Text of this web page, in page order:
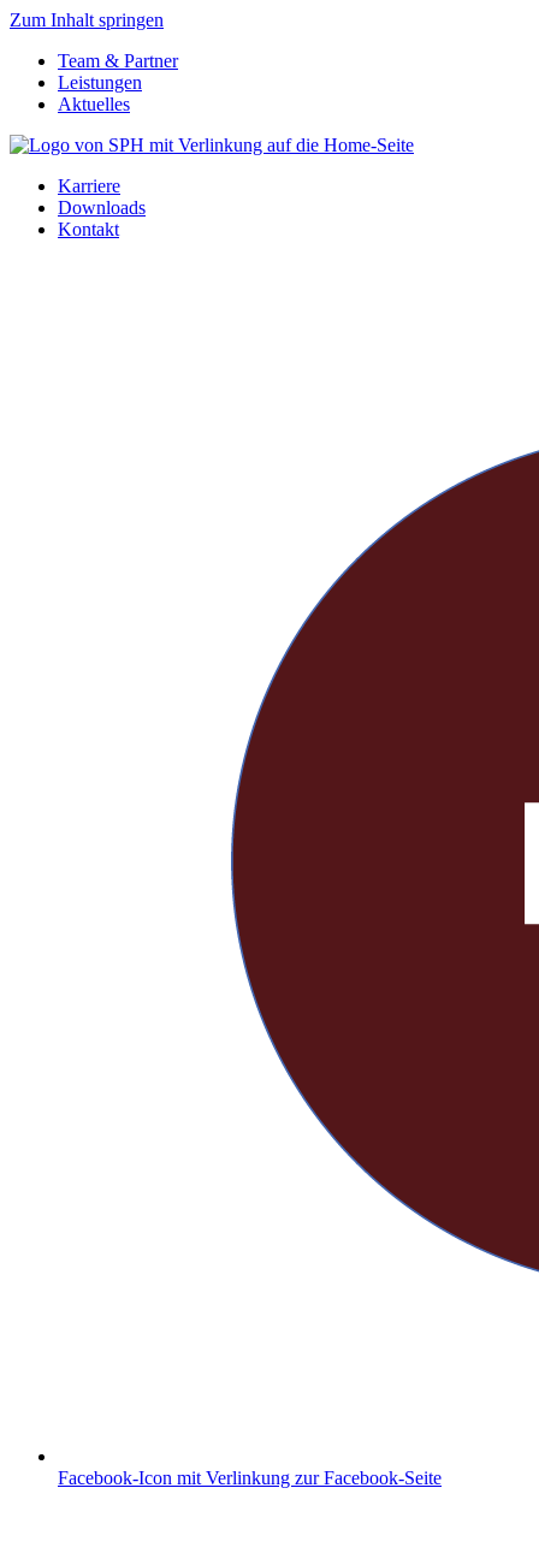
Zum Inhalt springen
Team & Partner
Leistungen
Aktuelles
Karriere
Downloads
Kontakt
Facebook-Icon mit Verlinkung zur Facebook-Seite